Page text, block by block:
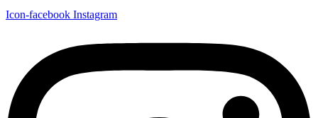
Icon-facebook Instagram